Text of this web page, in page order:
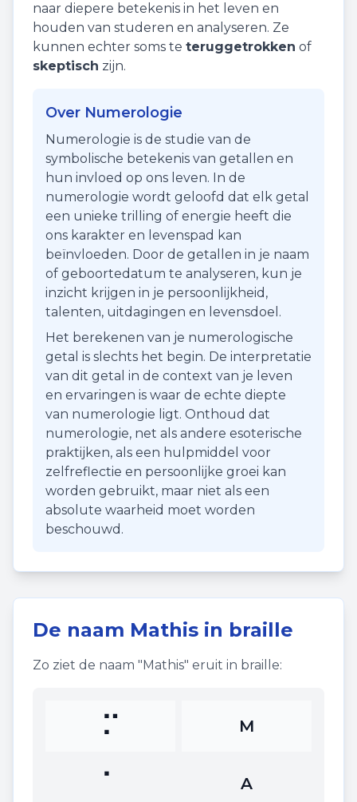
naar diepere betekenis in het leven en
houden van studeren en analyseren. Ze
kunnen echter soms te teruggetrokken of
skeptisch zijn.
Over Numerologie
Numerologie is de studie van de
symbolische betekenis van getallen en
hun invloed op ons leven. In de
numerologie wordt geloofd dat elk getal
een unieke trilling of energie heeft die
ons karakter en levenspad kan
beïnvloeden. Door de getallen in je naam
of geboortedatum te analyseren, kun je
inzicht krijgen in je persoonlijkheid,
talenten, uitdagingen en levensdoel.
Het berekenen van je numerologische
getal is slechts het begin. De interpretatie
van dit getal in de context van je leven
en ervaringen is waar de echte diepte
van numerologie ligt. Onthoud dat
numerologie, net als andere esoterische
praktijken, als een hulpmiddel voor
zelfreflectie en persoonlijke groei kan
worden gebruikt, maar niet als een
absolute waarheid moet worden
beschouwd.
De naam Mathis in braille
Zo ziet de naam "Mathis" eruit in braille:
⠍ M
⠁ A